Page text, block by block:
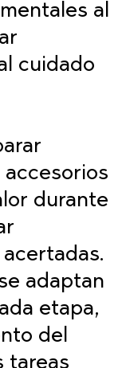
al
cuidado
accesorios
durante
adaptan
etapa,
del